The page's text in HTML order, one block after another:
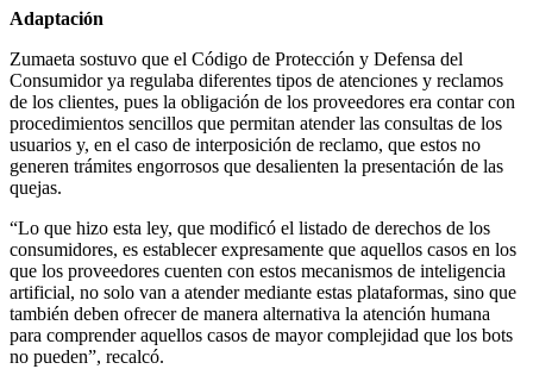
Adaptación
Zumaeta sostuvo que el Código de Protección y Defensa del
Consumidor ya regulaba diferentes tipos de atenciones y reclamos
de los clientes, pues la obligación de los proveedores era contar con
procedimientos sencillos que permitan atender las consultas de los
usuarios y, en el caso de interposición de reclamo, que estos no
generen trámites engorrosos que desalienten la presentación de las
quejas.
“Lo que hizo esta ley, que modificó el listado de derechos de los
consumidores, es establecer expresamente que aquellos casos en los
que los proveedores cuenten con estos mecanismos de inteligencia
artificial, no solo van a atender mediante estas plataformas, sino que
también deben ofrecer de manera alternativa la atención humana
para comprender aquellos casos de mayor complejidad que los bots
no pueden”, recalcó.